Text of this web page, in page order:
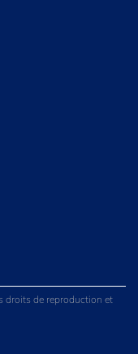
droits de reproduction et